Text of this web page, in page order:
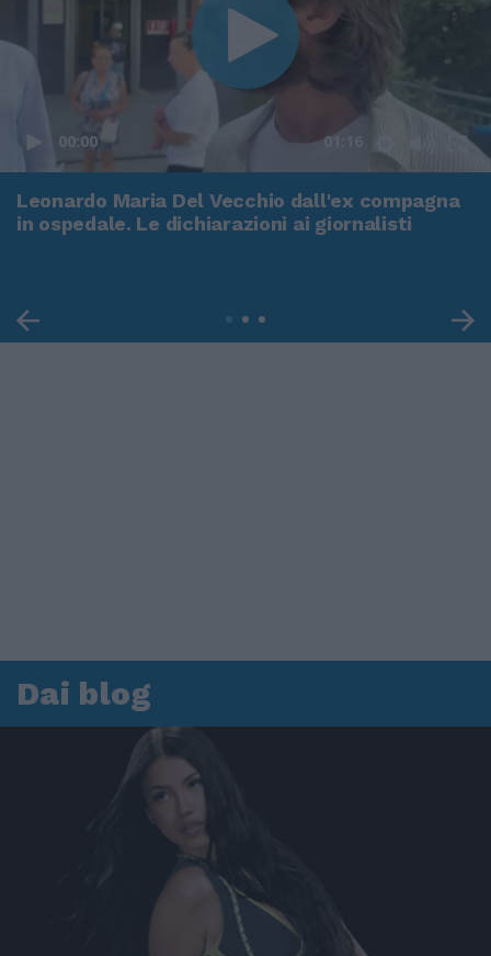
00:00 01:16
Leonardo Maria Del Vecchio dall'ex compagna
in ospedale. Le dichiarazioni ai giornalisti
Dai blog